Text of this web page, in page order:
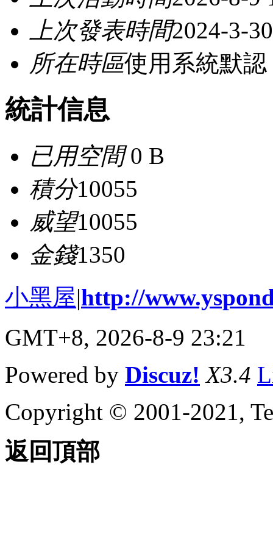
上次發表時間2024-3-
所在時區使用系統默認
統計信息
已用空間0 B
積分10055
威望10055
金錢1350
小黑屋|http://
GMT+8, 2026-8-9 23:21
Powered by Discuz! X3.4
Copyright © 2001-2021,
返回頂部